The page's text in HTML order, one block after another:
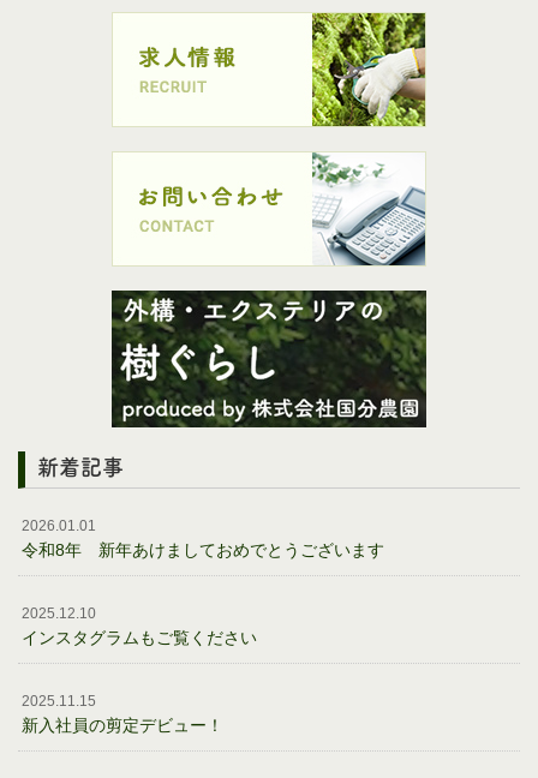
新着記事
2026.01.01
令和8年 新年あけましておめでとうございます
2025.12.10
インスタグラムもご覧ください
2025.11.15
新入社員の剪定デビュー！